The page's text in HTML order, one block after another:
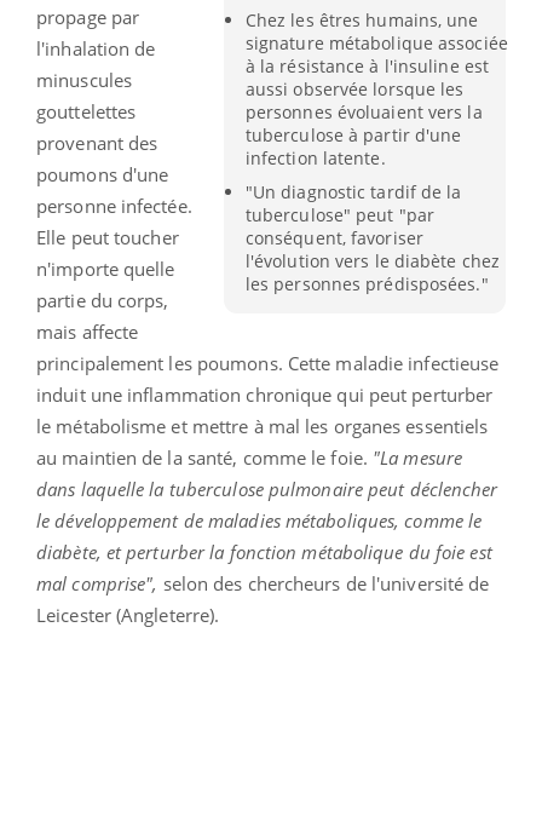
Chez les êtres humains, une
signature métabolique associée
à la résistance à l'insuline est
aussi observée lorsque les
personnes évoluaient vers la
tuberculose à partir d'une
infection latente.
"Un diagnostic tardif de la
tuberculose" peut "par
conséquent, favoriser
l'évolution vers le diabète chez
les personnes prédisposées."
propage par
l'inhalation de
minuscules
gouttelettes
provenant des
poumons d'une
personne infectée.
Elle peut toucher
n'importe quelle
partie du corps,
mais affecte
principalement les poumons. Cette maladie infectieuse
induit une inflammation chronique qui peut perturber
le métabolisme et mettre à mal les organes essentiels
au maintien de la santé, comme le foie. "La mesure
dans laquelle la tuberculose pulmonaire peut déclencher
le développement de maladies métaboliques, comme le
diabète, et perturber la fonction métabolique du foie est
mal comprise", selon des chercheurs de l'université de
Leicester (Angleterre).